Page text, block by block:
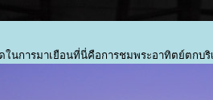
ในการมาเยือนที่นี่คือการชมพระอาทิตย์ตกบ